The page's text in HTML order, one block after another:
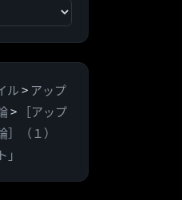
ル> アップ
>
［アップ
（１）